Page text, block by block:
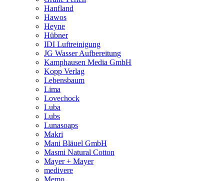
Hanfland
Hawos
Heyne
Hübner
IDI Luftreinigung
JG Wasser Aufbereitung
Kamphausen Media GmbH
Kopp Verlag
Lebensbaum
Lima
Lovechock
Luba
Lubs
Lunasoaps
Makri
Mani Bläuel GmbH
Masmi Natural Cotton
Mayer + Mayer
medivere
Memo